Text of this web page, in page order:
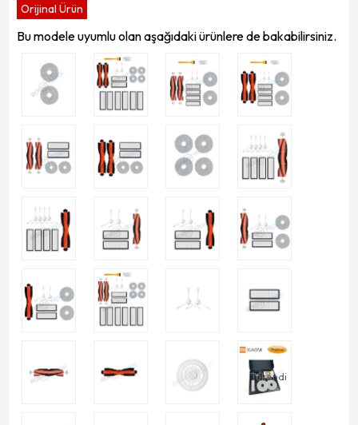
Orijinal Ürün
Bu modele uyumlu olan aşağıdaki ürünlere de bakabilirsiniz.
Tükendi